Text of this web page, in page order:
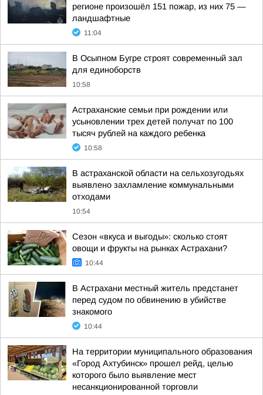
регионе произошёл 151 пожар, из них 75 —
ландшафтные
11:04
В Осыпном Бугре строят современный зал
для единоборств
10:58
Астраханские семьи при рождении или
усыновлении трех детей получат по 100
тысяч рублей на каждого ребенка
10:58
В астраханской области на сельхозугодьях
выявлено захламление коммунальными
отходами
10:54
Сезон «вкуса и выгоды»: сколько стоят
овощи и фрукты на рынках Астрахани?
10:44
В Астрахани местный житель предстанет
перед судом по обвинению в убийстве
знакомого
10:44
На территории муниципального образования
«Город Ахтубинск» прошел рейд, целью
которого было выявление мест
несанкционированной торговли